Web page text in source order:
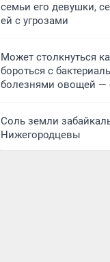
семьи его девушки,
ей с угрозами
Может столкнуться
бороться с
болезнями овощей —
Соль земли
Нижегородцевы